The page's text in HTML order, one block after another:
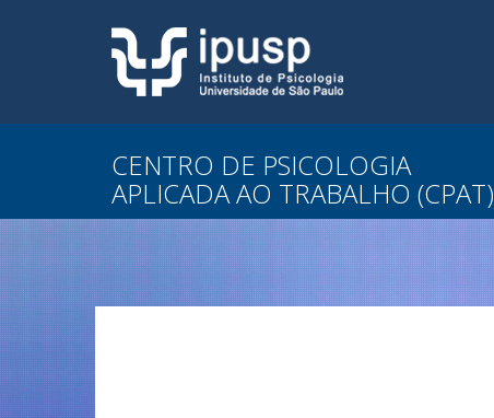
CENTRO DE PSICOLOGIA
APLICADA AO TRABALHO (CPAT)